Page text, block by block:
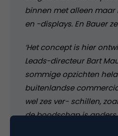
binnen met alleen maar
en -displays. En Bauer
‘Het concept is hier
Leads-directeur Bart
sommige opzichten
buitenlandse
wel zes ver- schillen,
de boodschap is